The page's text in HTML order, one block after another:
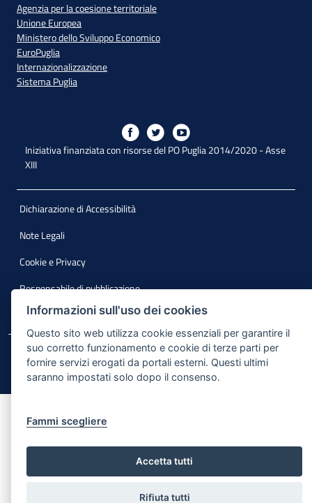
Agenzia per la coesione territoriale
Unione Europea
Ministero dello Sviluppo Economico
EuroPuglia
Internazionalizzazione
Sistema Puglia
Iniziativa finanziata con risorse del PO Puglia 2014/2020 - Asse
XIII
Dichiarazione di Accessibilità
Note Legali
Cookie e Privacy
Responsabile di pubblicazione
Mappa del sito
© Regione Puglia
Informazioni sull'uso dei cookies
Questo sito web utilizza cookie essenziali per garantire il
suo corretto funzionamento e cookie di terze parti per
fornire servizi erogati da portali esterni. Questi ultimi
saranno impostati solo dopo il consenso.
Fammi scegliere
Accetta tutti
Rifiuta tutti